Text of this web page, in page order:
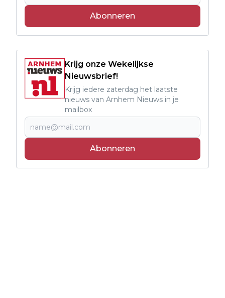
Abonneren
Krijg onze Wekelijkse
Nieuwsbrief!
Krijg iedere zaterdag het laatste
nieuws van Arnhem Nieuws in je
mailbox
Abonneren